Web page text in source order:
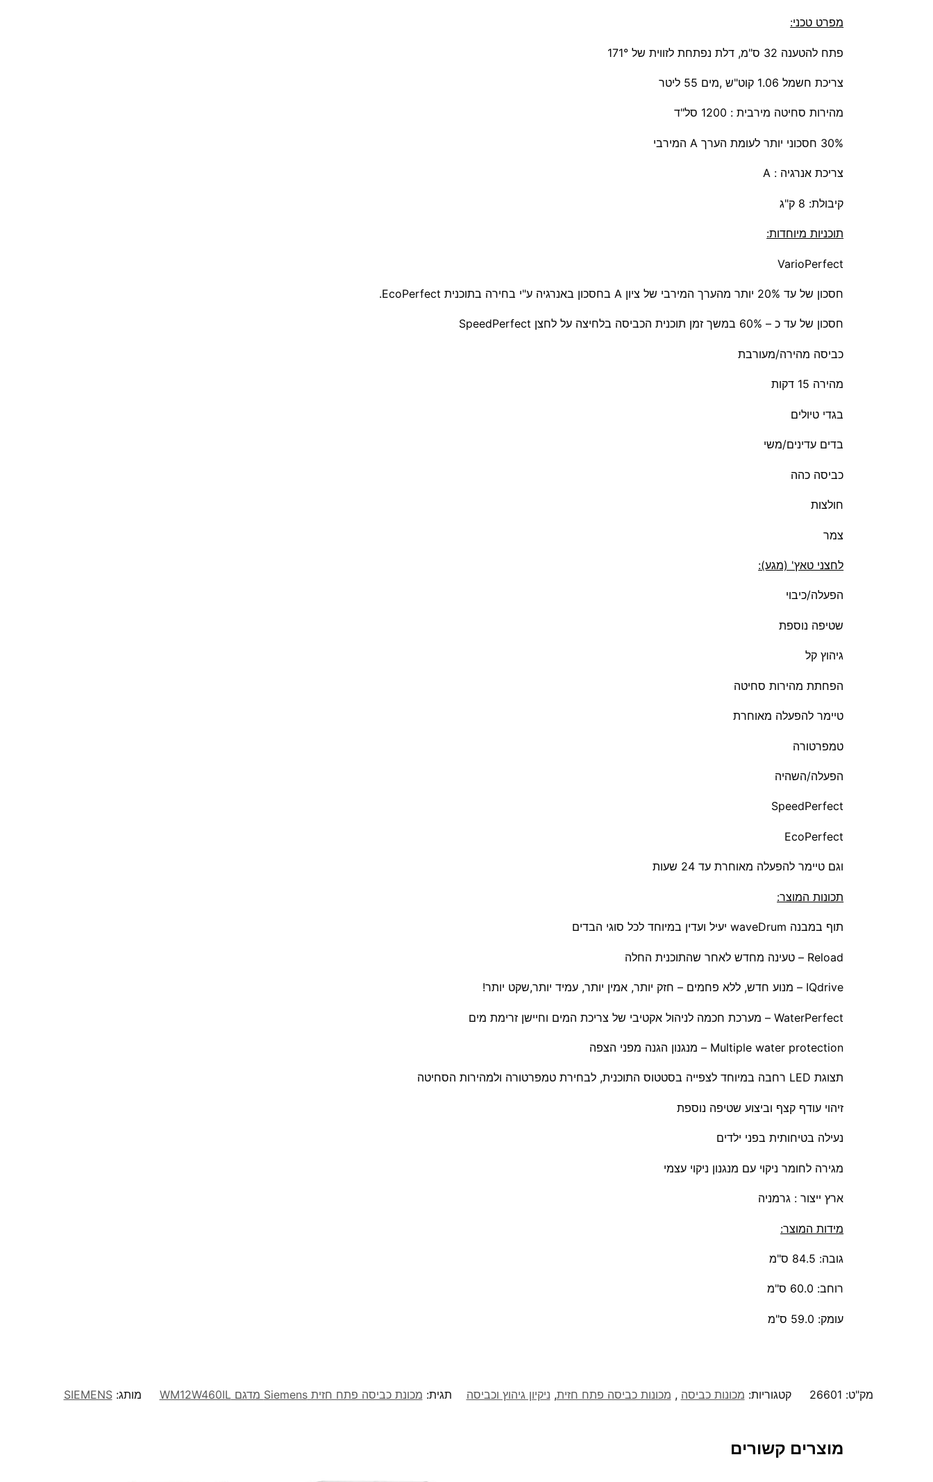
מפרט טכני:
פתח להטענה 32 ס"מ, דלת נפתחת לזווית של 171°
צריכת חשמל 1.06 קוט"ש ,מים 55 ליטר
מהירות סחיטה מירבית : 1200 סל"ד
30% חסכוני יותר לעומת הערך A המירבי
צריכת אנרגיה : A
קיבולת: 8 ק"ג
תוכניות מיוחדות:
VarioPerfect
חסכון של עד 20% יותר מהערך המירבי של ציון A בחסכון באנרגיה ע"י בחירה בתוכנית EcoPerfect.
חסכון של עד כ – 60% במשך זמן תוכנית הכביסה בלחיצה על לחצן SpeedPerfect
כביסה מהירה/מעורבת
מהירה 15 דקות
בגדי טיולים
בדים עדינים/משי
כביסה כהה
חולצות
צמר
לחצני טאץ' (מגע):
הפעלה/כיבוי
שטיפה נוספת
גיהוץ קל
הפחתת מהירות סחיטה
טיימר להפעלה מאוחרת
טמפרטורה
הפעלה/השהיה
SpeedPerfect
EcoPerfect
וגם טיימר להפעלה מאוחרת עד 24 שעות
תכונות המוצר:
תוף במבנה waveDrum יעיל ועדין במיוחד לכל סוגי הבדים
Reload – טעינה מחדש לאחר שהתוכנית החלה
IQdrive – מנוע חדש, ללא פחמים – חזק יותר, אמין יותר, עמיד יותר,שקט יותר!
WaterPerfect – מערכת חכמה לניהול אקטיבי של צריכת המים וחיישן זרימת מים
Multiple water protection – מנגנון הגנה מפני הצפה
תצוגת LED רחבה במיוחד לצפייה בסטטוס התוכנית, לבחירת טמפרטורה ולמהירות הסחיטה
זיהוי עודף קצף וביצוע שטיפה נוספת
נעילה בטיחותית בפני ילדים
מגירה לחומר ניקוי עם מנגנון ניקוי עצמי
ארץ ייצור : גרמניה
מידות המוצר:
גובה: 84.5 ס"מ
רוחב: 60.0 ס"מ
עומק: 59.0 ס"מ
מק"ט: 26601 קטגוריות: מכונות כביסה , מכונות כביסה פתח חזית, ניקיון גיהוץ וכביסה תגית: מכונת כביסה פתח חזית Siemens מדגם WM12W460IL מותג:SIEMENS
מוצרים קשורים